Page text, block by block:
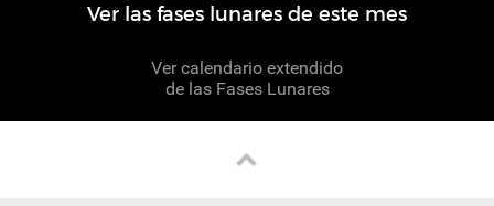
Ver las fases lunares de este mes
Ver calendario extendido
de las Fases Lunares